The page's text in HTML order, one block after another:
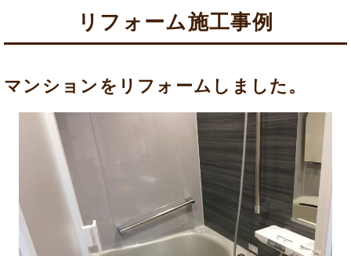
リフォーム施工事例
マンションをリフォームしました。